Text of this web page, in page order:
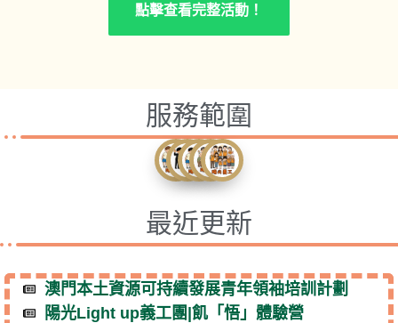
點擊查看完整活動！
服務範圍
最近更新
澳門本土資源可持續發展青年領袖培訓計劃
陽光Light up義工團|飢「悟」體驗營